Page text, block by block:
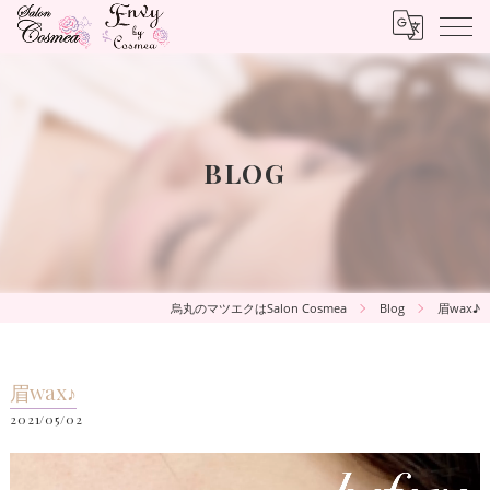
BLOG
烏丸のマツエクはSalon Cosmea Blog 眉wax♪
眉wax♪
2021/05/02